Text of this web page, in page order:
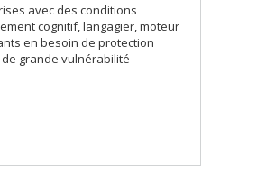
avec des conditions
cognitif, langagier, moteur
en besoin de protection
grande vulnérabilité